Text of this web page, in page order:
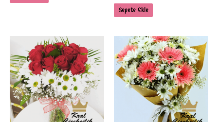
Sepete Ekle